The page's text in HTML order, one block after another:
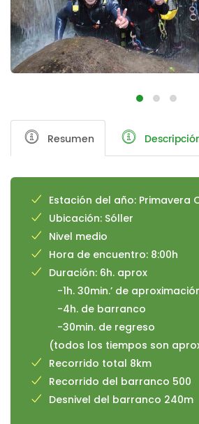
Resumen
Estación del año: Primavera
Ubicación: Sóller
Nivel medio
Hora de encuentro: 8:00h
Duración: 6h. aprox
-1h. 30min.’ de
-4h. de barranco
-30min. de regreso
(todos los tiempos son
Recorrido total 8km
Recorrido del barranco 500
Desnivel del barranco 240m